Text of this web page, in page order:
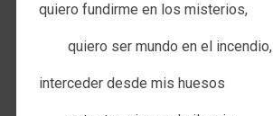
quiero fundirme en los misterios,
quiero ser mundo en el incendio,
interceder desde mis huesos